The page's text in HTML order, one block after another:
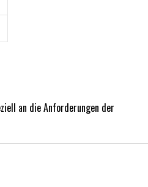
an die Anforderungen der